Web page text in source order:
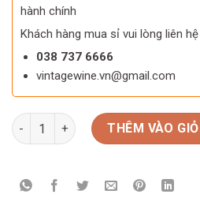
hành chính
Khách hàng mua sỉ vui lòng liên
038 737 6666
vintagewine.vn@gmail.com
Rượu vang Pháp JP Chenet Pinot
THÊM VÀO